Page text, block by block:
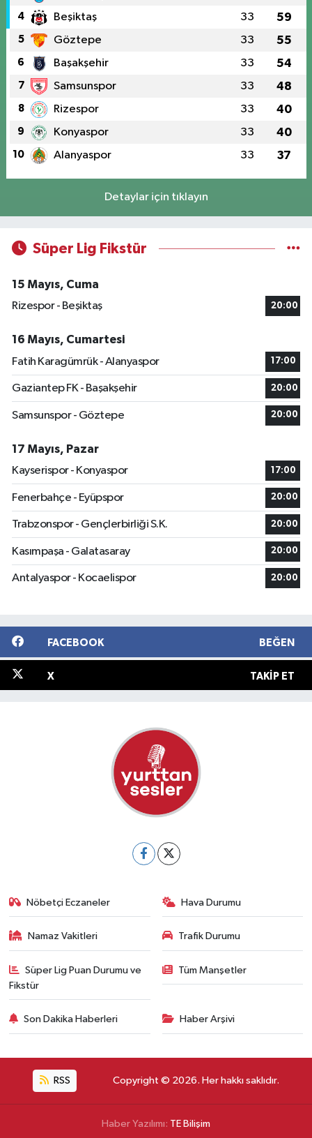
4 Beşiktaş 33 59
5 Göztepe 33 55
6 Başakşehir 33 54
7 Samsunspor 33 48
8 Rizespor 33 40
9 Konyaspor 33 40
10 Alanyaspor 33 37
Detaylar için tıklayın
Süper Lig Fikstür
15 Mayıs, Cuma
Rizespor - Beşiktaş
20:00
16 Mayıs, Cumartesi
Fatih Karagümrük - Alanyaspor
17:00
Gaziantep FK - Başakşehir 20:00
Samsunspor - Göztepe 20:00
17 Mayıs, Pazar
Kayserispor - Konyaspor
17:00
Fenerbahçe - Eyüpspor 20:00
Trabzonspor - Gençlerbirliği S.K. 20:00
Kasımpaşa - Galatasaray 20:00
Antalyaspor - Kocaelispor 20:00
FACEBOOK BEĞEN
X TAKIP ET
Nöbetçi Eczaneler Hava Durumu
Namaz Vakitleri Trafik Durumu
Süper Lig Puan Durumu ve
Fikstür
Tüm Manşetler
Son Dakika Haberleri Haber Arşivi
RSS Copyright © 2026. Her hakkı saklıdır.
Haber Yazılımı: TE Bilişim